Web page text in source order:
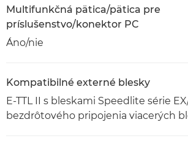
Multifunkčná pätica/pätica pre
príslušenstvo/konektor PC
Áno/nie
Kompatibilné externé blesky
E-TTL II s bleskami Speedlite série
bezdrôtového pripojenia viacerých